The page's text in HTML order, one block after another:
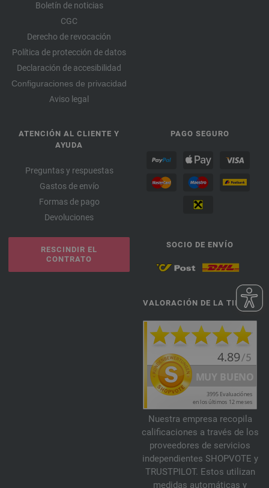
Boletín de noticias
CGC
Derecho de revocación
Política de protección de datos
Declaración de accesibilidad
Configuraciones de privacidad
Aviso legal
ATENCIÓN AL CLIENTE Y
AYUDA
Preguntas y respuestas
Gastos de envío
Formas de pago
Devoluciones
RESCINDIR EL
CONTRATO
PAGO SEGURO
SOCIO DE ENVÍO
VALORACIÓN DE LA TIENDA
Nuestra empresa recopila
calificaciones a través de los
proveedores de servicios
independientes SHOPVOTE y
TRUSTPILOT. Estos utilizan
medidas automáticas y